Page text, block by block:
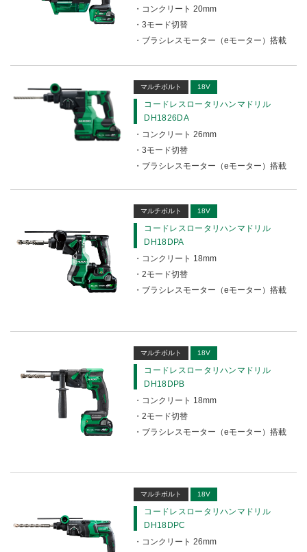
コンクリート 20mm
3モード切替
ブラシレスモーター（eモーター）搭載
マルチボルト 18V
コードレスロータリハンマドリル
DH1826DA
コンクリート 26mm
3モード切替
ブラシレスモーター（eモーター）搭載
マルチボルト 18V
コードレスロータリハンマドリル
DH18DPA
コンクリート 18mm
2モード切替
ブラシレスモーター（eモーター）搭載
マルチボルト 18V
コードレスロータリハンマドリル
DH18DPB
コンクリート 18mm
2モード切替
ブラシレスモーター（eモーター）搭載
マルチボルト 18V
コードレスロータリハンマドリル
DH18DPC
コンクリート 26mm